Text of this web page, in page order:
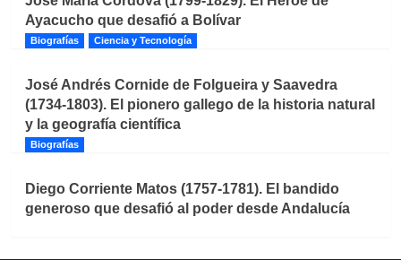
Ayacucho que desafió a Bolívar
Biografías Ciencia y Tecnología
José Andrés Cornide de Folgueira y Saavedra
(1734-1803). El pionero gallego de la historia natural
y la geografía científica
Biografías
Diego Corriente Matos (1757-1781). El bandido
generoso que desafió al poder desde Andalucía